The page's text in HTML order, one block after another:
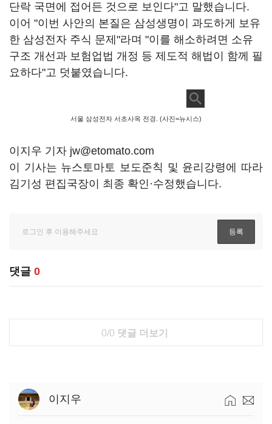
단락 국면에 접어든 것으로 보인다"고 말했습니다.
이어 "이번 사안의 본질은 삼성생명이 과도하게 보유
한 삼성전자 주식 문제"라며 "이를 해소하려면 소유
구조 개선과 보험업법 개정 등 제도적 해법이 함께 필
요하다"고 덧붙였습니다.
서울 삼성전자 서초사옥 전경. (사진=뉴시스)
이지우 기자 jw@etomato.com
이 기사는 뉴스토마토 보도준칙 및 윤리강령에 따라
김기성 편집국장이 최종 확인·수정했습니다.
댓글 0
0/0 댓글 더보기
이지우